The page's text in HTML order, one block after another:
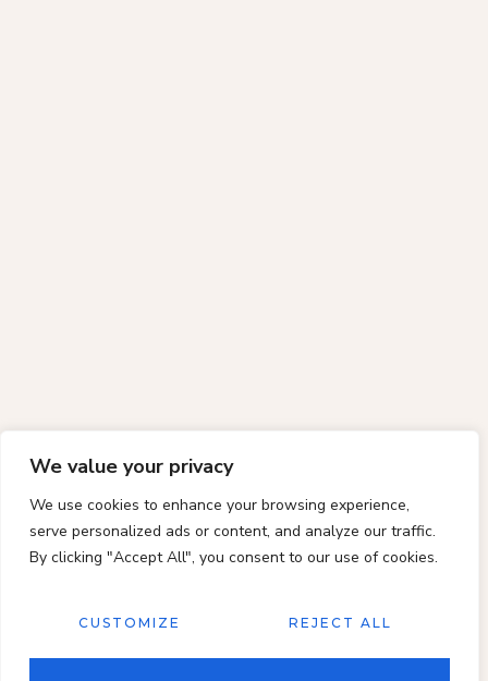
We value your privacy
We use cookies to enhance your browsing experience,
serve personalized ads or content, and analyze our traffic.
By clicking "Accept All", you consent to our use of cookies.
CUSTOMIZE REJECT ALL